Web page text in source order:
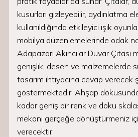
kusurları gizleyebilir, aydınlatma
kullanıldığında etkileyici ışık
mobilya düzenlemelerinde odak
Adapazarı Akıncılar Duvar Çıtası
genişlik, desen ve malzemelerde
tasarım ihtiyacına cevap verecek
göstermektedir. Ahşap
kadar geniş bir renk ve doku
mekanı gerçeğe dönüştürmeniz
verecektir.